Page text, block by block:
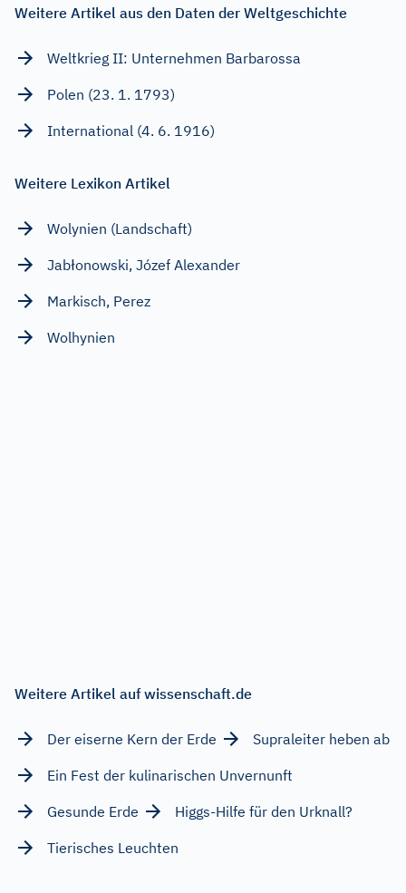
Weitere Artikel aus den Daten der Weltgeschichte
Weltkrieg II: Unternehmen Barbarossa
Polen (23. 1. 1793)
International (4. 6. 1916)
Weitere Lexikon Artikel
Wolynien (Landschaft)
Jabłonowski, Józef Alexander
Markisch, Perez
Wolhynien
Weitere Artikel auf wissenschaft.de
Der eiserne Kern der Erde
Supraleiter heben ab
Ein Fest der kulinarischen Unvernunft
Gesunde Erde
Higgs-Hilfe für den Urknall?
Tierisches Leuchten